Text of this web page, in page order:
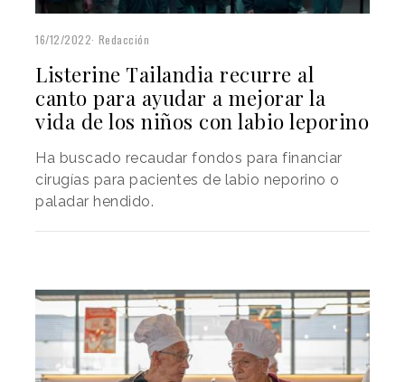
16/12/2022 Redacción
Listerine Tailandia recurre al
canto para ayudar a mejorar la
vida de los niños con labio leporino
Ha buscado recaudar fondos para financiar
cirugías para pacientes de labio neporino o
paladar hendido.